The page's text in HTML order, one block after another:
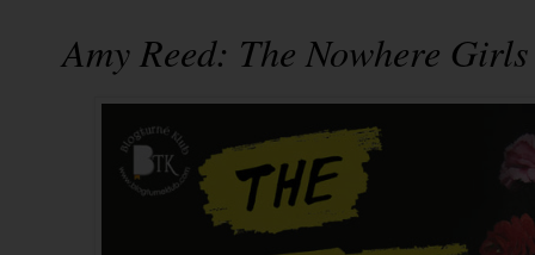
Amy Reed: The Nowhere